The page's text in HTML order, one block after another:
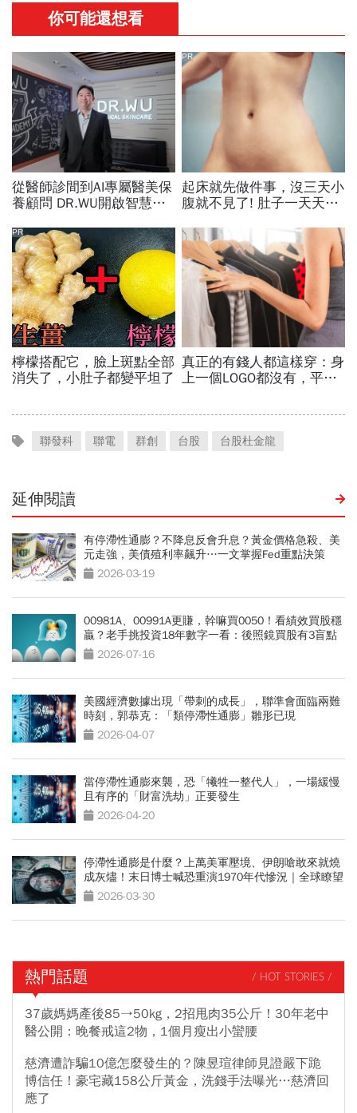
聯發科 聯電 群創 台股 台股杜金龍
延伸閱讀
有停滯性通膨？不降息反會升息？黃金價格急殺、美
元走強，美債殖利率飆升…一文掌握Fed重點決策
2026-03-19
00981A、00991A更賺，幹嘛買0050！看績效買股穩
贏？老手挑投資18年數字一看：後照鏡買股有3盲點
2026-07-16
美國經濟數據出現「帶刺的成長」，聯準會面臨兩難
時刻，郭恭克：「類停滯性通膨」雛形已現
2026-04-07
當停滯性通膨來襲，恐「犧牲一整代人」，一場緩慢
且有序的「財富洗劫」正要發生
2026-04-20
停滯性通膨是什麼？上萬美軍壓境、伊朗嗆敢來就燒
成灰燼！末日博士喊恐重演1970年代慘況｜全球瞭望
2026-03-30
熱門話題 / HOT STORIES /
37歲媽媽產後85→50kg，2招甩肉35公斤！30年老中
醫公開：晚餐戒這2物，1個月瘦出小蠻腰
慈濟遭詐騙10億怎麼發生的？陳昱瑄律師見證嚴下跪
博信任！豪宅藏158公斤黃金，洗錢手法曝光…慈濟回
應了